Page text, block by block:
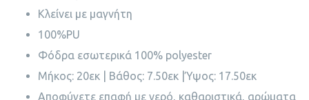
Κλείνει με μαγνήτη
100%PU
Φόδρα εσωτερικά 100% polyester
Μήκος: 20εκ | Βάθος: 7.50εκ |Ύψος: 17.50εκ
Αποφύγετε επαφή με νερό, καθαριστικά, αρώματα